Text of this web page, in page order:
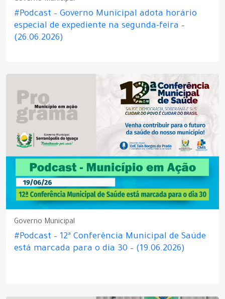
#Podcast – Governo Municipal adota horário
especial de expediente na segunda-feira –
(26.06.2026)
Governo Municipal
#Podcast – 12ª Conferência Municipal de Saúde
está marcada para o dia 30 – (19.06.2026)